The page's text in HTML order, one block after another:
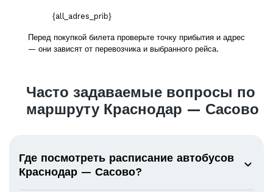
{all_adres_prib}
Перед покупкой билета проверьте точку прибытия и адрес
— они зависят от перевозчика и выбранного рейса.
Часто задаваемые вопросы по
маршруту Краснодар — Сасово
Где посмотреть расписание автобусов
Краснодар — Сасово?